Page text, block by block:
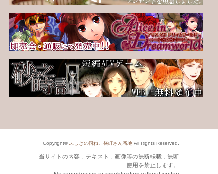
Copyright© ふしぎの国ねこ横町さん番地 All Rights Reserved.
当サイトの内容，テキスト，画像等の無断転載，無断
使用を禁止します。